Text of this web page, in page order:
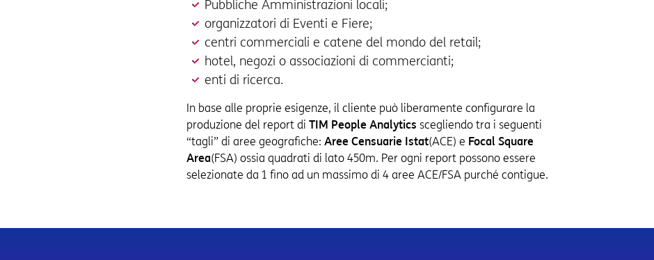
Pubbliche Amministrazioni locali;
organizzatori di Eventi e Fiere;
centri commerciali e catene del mondo del retail;
hotel, negozi o associazioni di commercianti;
enti di ricerca.
In base alle proprie esigenze, il cliente può liberamente configurare la
produzione del report di TIM People Analytics scegliendo tra i seguenti
“tagli” di aree geografiche: Aree Censuarie Istat(ACE) e Focal Square
Area(FSA) ossia quadrati di lato 450m. Per ogni report possono essere
selezionate da 1 fino ad un massimo di 4 aree ACE/FSA purché contigue.